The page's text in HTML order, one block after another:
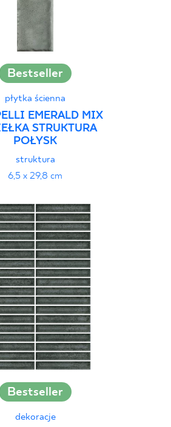
Bestseller
płytka ścienna
EMERALD MIX
STRUKTURA
POŁYSK
struktura
6,5 x 29,8 cm
Bestseller
dekoracje